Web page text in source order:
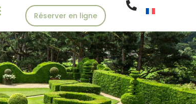
Réserver en ligne